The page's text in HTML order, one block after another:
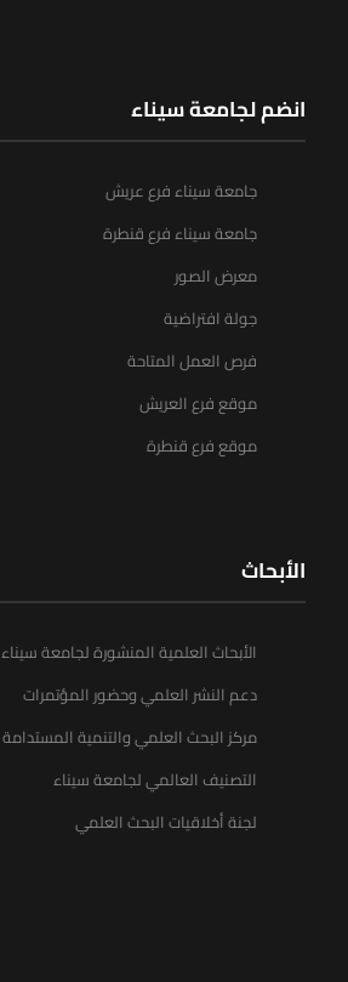
انضم لجامعة سيناء
جامعة سيناء فرع عريش
جامعة سيناء فرع قنطرة
معرض الصور
جولة افتراضية
فرص العمل المتاحة
موقع فرع العريش
موقع فرع قنطرة
الأبحاث
الأبحاث العلمية المنشورة لجامعة سيناء
دعم النشر العلمي وحضور المؤتمرات
مركز البحث العلمي والتنمية المستدامة
التصنيف العالمي لجامعة سيناء
لجنة أخلاقيات البحث العلمي